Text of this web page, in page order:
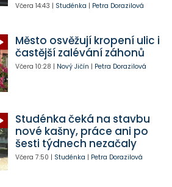
Včera 14:43 | Studénka | Petra Dorazilová
Město osvěžují kropení ulic i
častější zalévání záhonů
Včera 10:28 | Nový Jičín | Petra Dorazilová
Studénka čeká na stavbu
nové kašny, práce ani po
šesti týdnech nezačaly
Včera 7:50 | Studénka | Petra Dorazilová